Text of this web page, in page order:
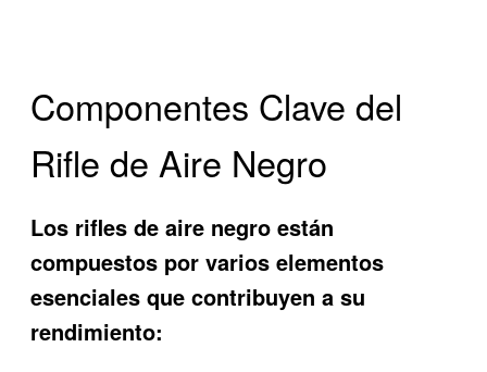
Componentes Clave del
Rifle de Aire Negro
Los rifles de aire negro están
compuestos por varios elementos
esenciales que contribuyen a su
rendimiento: